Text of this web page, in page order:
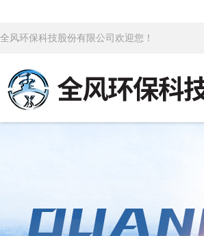
全风环保科技股份有限公司欢迎您！